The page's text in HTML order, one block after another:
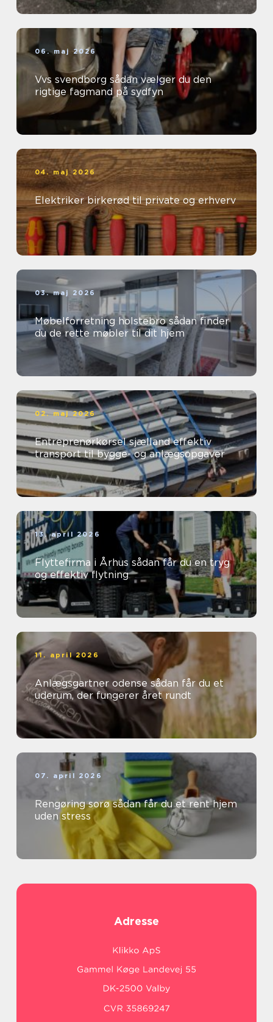
06. maj 2026
Vvs svendborg sådan vælger du den
rigtige fagmand på sydfyn
04. maj 2026
Elektriker birkerød til private og erhverv
03. maj 2026
Møbelforretning holstebro sådan finder
du de rette møbler til dit hjem
02. maj 2026
Entreprenørkørsel sjælland effektiv
transport til bygge- og anlægsopgaver
13. april 2026
Flyttefirma i Århus sådan får du en tryg
og effektiv flytning
11. april 2026
Anlægsgartner odense sådan får du et
uderum, der fungerer året rundt
07. april 2026
Rengøring sorø sådan får du et rent hjem
uden stress
Adresse